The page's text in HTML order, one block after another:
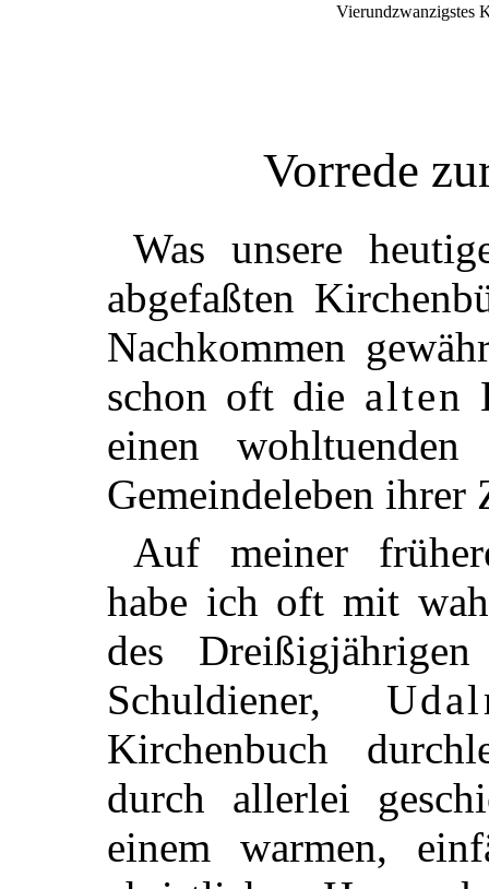
Vierundzwanzigstes
Vorrede
Was unsere
abgefaßten
Nachkommen
schon oft die alten
einen
Gemeindeleben ihrer
Auf meiner
habe ich oft mit
des
Schuldiener,
Kirchenbuch
durch allerlei
einem warmen,